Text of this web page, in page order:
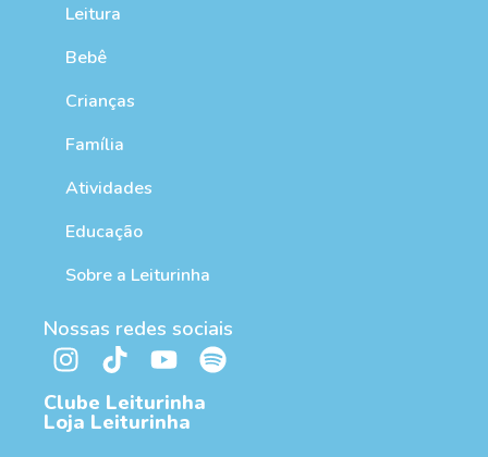
Leitura
Bebê
Crianças
Família
Atividades
Educação
Sobre a Leiturinha
Nossas redes sociais
Clube Leiturinha
Loja Leiturinha